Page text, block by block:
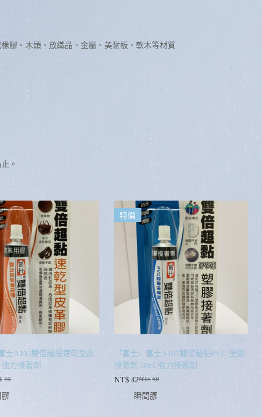
膠、木頭、放織品、金屬、美耐板、軟木等材質
。
士A105雙倍超黏速乾型皮
力接著劑
70
膠
特價
『富士』富士A107雙倍超黏PVC 塑膠
接著劑 30ml 強力接著劑
NT$ 60
NT$ 42
瞬間膠